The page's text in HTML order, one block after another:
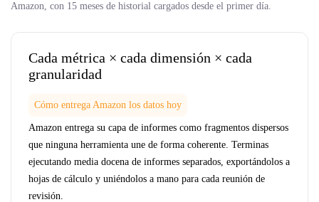
Amazon, con 15 meses de historial cargados desde el primer día.
Cada métrica × cada dimensión × cada
granularidad
Cómo entrega Amazon los datos hoy
Amazon entrega su capa de informes como fragmentos dispersos
que ninguna herramienta une de forma coherente. Terminas
ejecutando media docena de informes separados, exportándolos a
hojas de cálculo y uniéndolos a mano para cada reunión de
revisión.